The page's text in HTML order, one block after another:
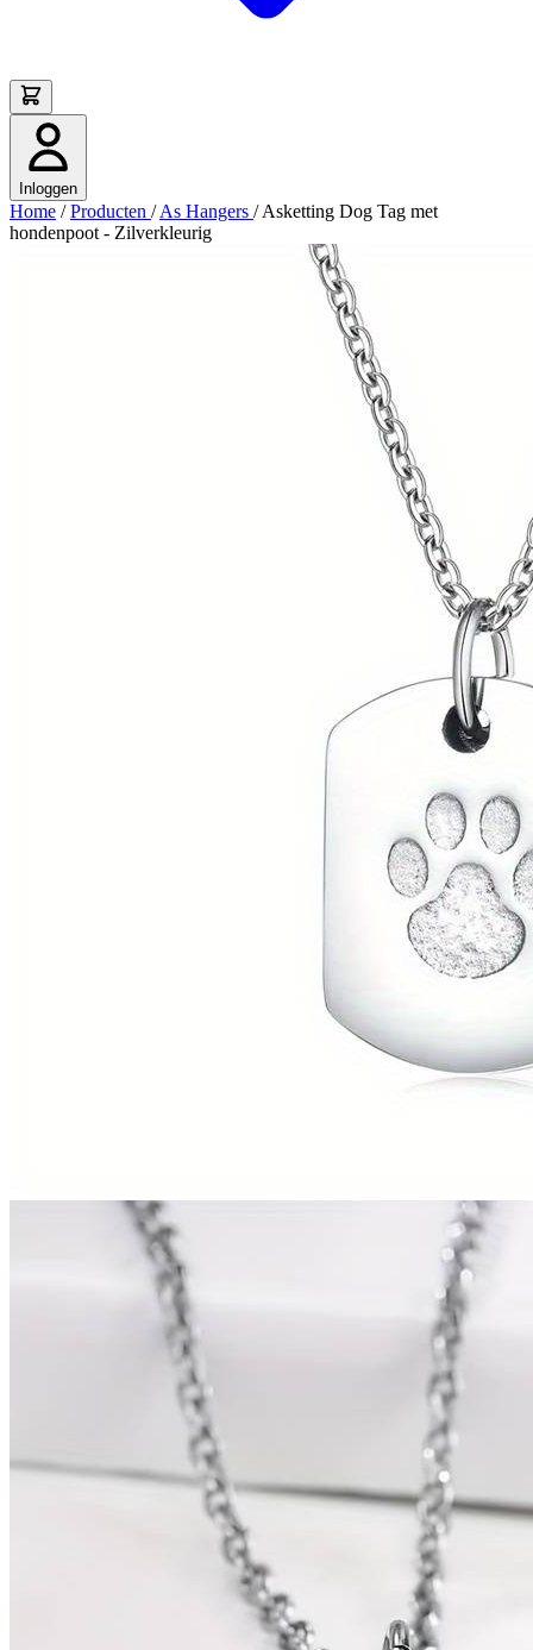
Inloggen
Home / Producten / As Hangers / Asketting Dog Tag met
hondenpoot - Zilverkleurig